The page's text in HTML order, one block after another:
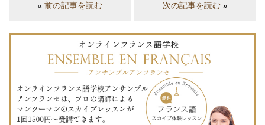
«前の記事を読む 次の記事を読む»